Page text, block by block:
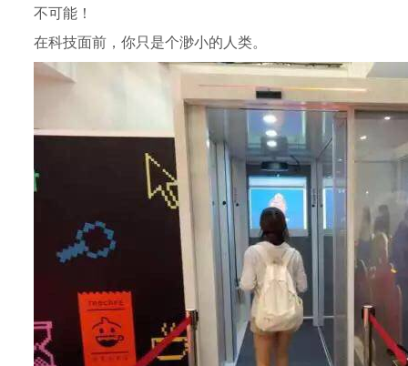
不可能！
在科技面前，你只是个渺小的人类。